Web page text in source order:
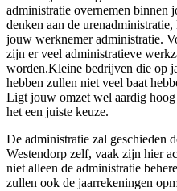
administratie overnemen binnen
denken aan de
jouw werknemer administratie.
zijn er veel administratieve
worden.Kleine bedrijven die op
hebben zullen niet veel baat
Ligt jouw omzet wel aardig hoog
het een juiste keuze.
De administratie zal geschieden
Westendorp zelf, vaak zijn hier
niet alleen de administratie
zullen ook de jaarrekeningen